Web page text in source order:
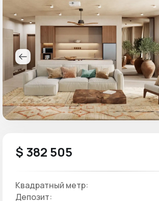
$ 382 505
Квадратный метр:
Депозит: